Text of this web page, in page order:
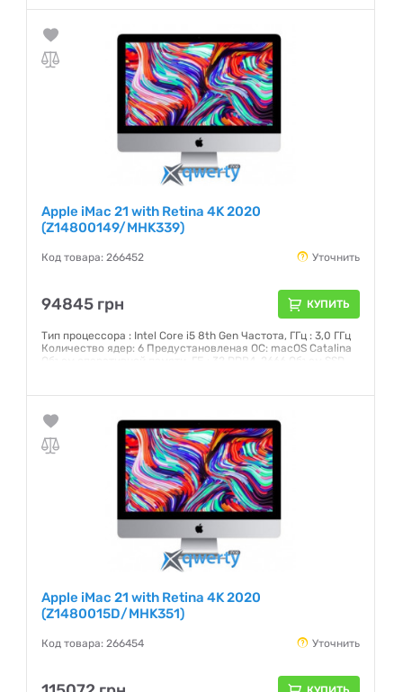
C), 4xUSB 3.0, Head-Out Экран: 21,5 (4096x2304) IPS
Сенсорный: нет
Гарантия: 12 месяцев
Apple iMac 21 with Retina 4K 2020
(Z14800149/MHK339)
Код товара: 266452 Уточнить
94845 грн КУПИТЬ
Тип процессора : Intel Core i5 8th Gen Частота, ГГц : 3,0 ГГц
Количество ядер: 6 Предустановленая ОС: macOS Catalina
Объем оперативной памяти, ГБ : 32 DDR4-2666 Объем SSD,
C), 4xUSB 3.0, Head-Out Экран: 21,5 (4096x2304) IPS
Сенсорный: нет
Гарантия: 12 месяцев
Apple iMac 21 with Retina 4K 2020
(Z1480015D/MHK351)
Код товара: 266454 Уточнить